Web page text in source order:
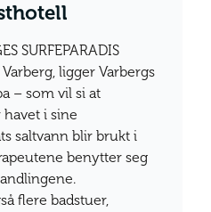
SURFEPARADIS
ligger Varbergs
– som vil si at
i sine
saltvann blir brukt i
benytter seg
flere badstuer,